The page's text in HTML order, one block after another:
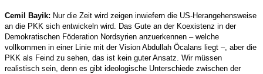
Cemil Bayik: Nur die Zeit wird zeigen inwiefern die US-Herangehensweise
an die PKK sich entwickeln wird. Das Gute an der Koexistenz in der
Demokratischen Föderation Nordsyrien anzuerkennen – welche
vollkommen in einer Linie mit der Vision Abdullah Öcalans liegt –, aber die
PKK als Feind zu sehen, das ist kein guter Ansatz. Wir müssen
realistisch sein, denn es gibt ideologische Unterschiede zwischen der